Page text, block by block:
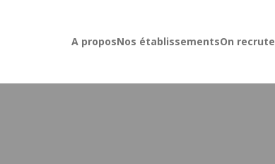
A proposNos établissementsOn recrute